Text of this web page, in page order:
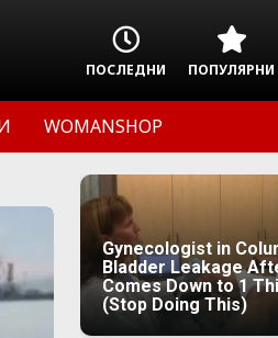
ПОСЛЕДНИ ПОПУЛЯРНИ
WOMANSHOP
Gynecologist in
Bladder Leakage
Comes Down to 1
(Stop Doing This)